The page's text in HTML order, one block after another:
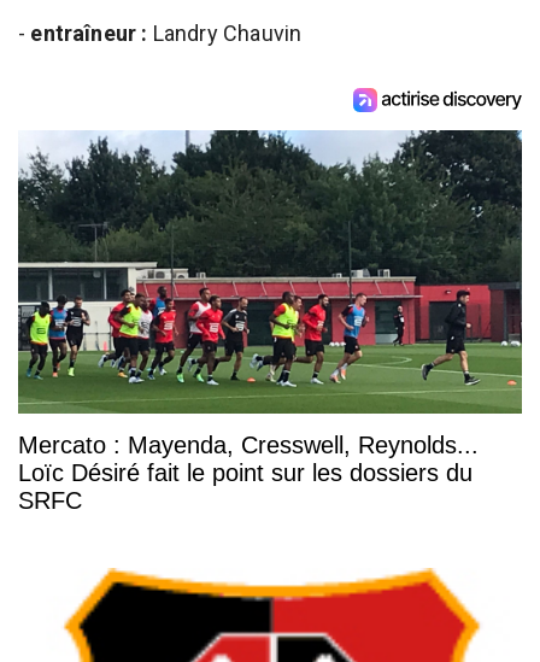
- entraîneur : Landry Chauvin
Mercato : Mayenda, Cresswell, Reynolds...
Loïc Désiré fait le point sur les dossiers du
SRFC